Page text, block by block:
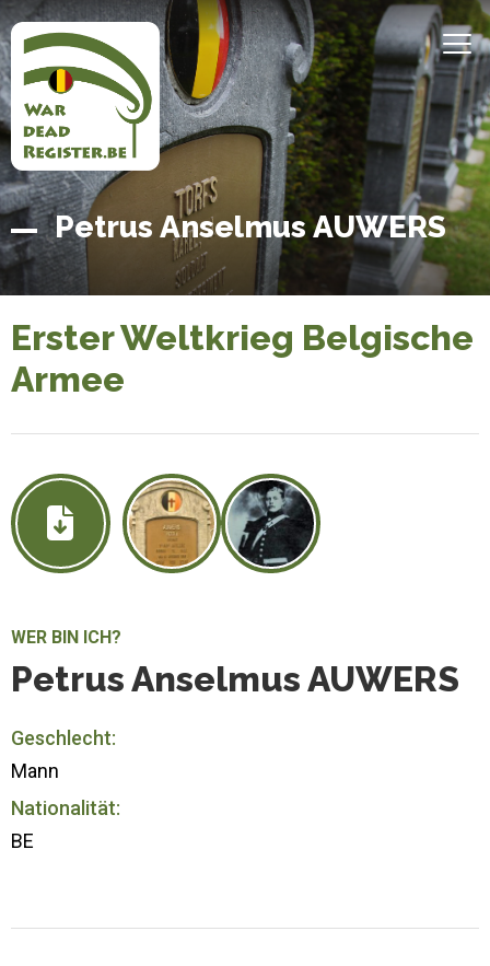
Direkt
zum
Inhalt
Startseite
Belgian
War
Dead
Register
Petrus Anselmus AUWERS
Erster Weltkrieg Belgische
Armee
WER BIN ICH?
Petrus Anselmus AUWERS
Geschlecht:
Mann
Nationalität:
BE